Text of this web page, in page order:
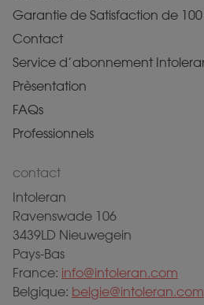
Garantie de Satisfaction de 100
Contact
Service d’abonnement
Prèsentation
FAQs
Professionnels
contact
Intoleran
Ravenswade 106
3439LD Nieuwegein
Pays-Bas
France: info@intoleran.com
Belgique: belgie@intoleran.com